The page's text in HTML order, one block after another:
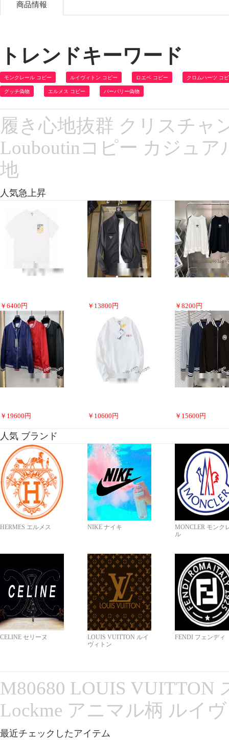
商品情報
トレンドキーワード
モンクレール コピー ルイヴィトン コピー ロエベ コピー クロムハーツ コ
グッチ偽物 エルメス コピー バーバリー偽物
履き心地抜群 クリスチャ
Louboutinコピー カジュ
地
人気急上昇
￥ 6400 円 ￥ 13800 円 ￥ 8200 円
￥ 19600 円 ￥ 10600 円 ￥ 15600 円
人気 ブランド
HERMES エルメス NIKE ナイキ
MONCLER モンク
ル
CELINE セリーヌ
LOUIS VUITTON ルイ
ヴィトン
FENDI フェンディ
M80680 LOUIS VUITTON
Lockme アニマル柄 ルイ
最近チェックしたアイテム